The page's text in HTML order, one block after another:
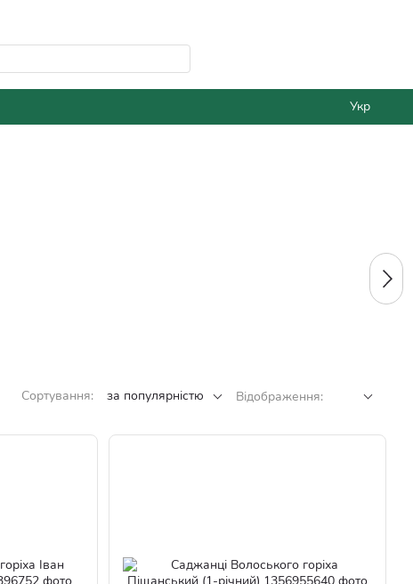
Укр
Сортування: за популярністю Відображення: